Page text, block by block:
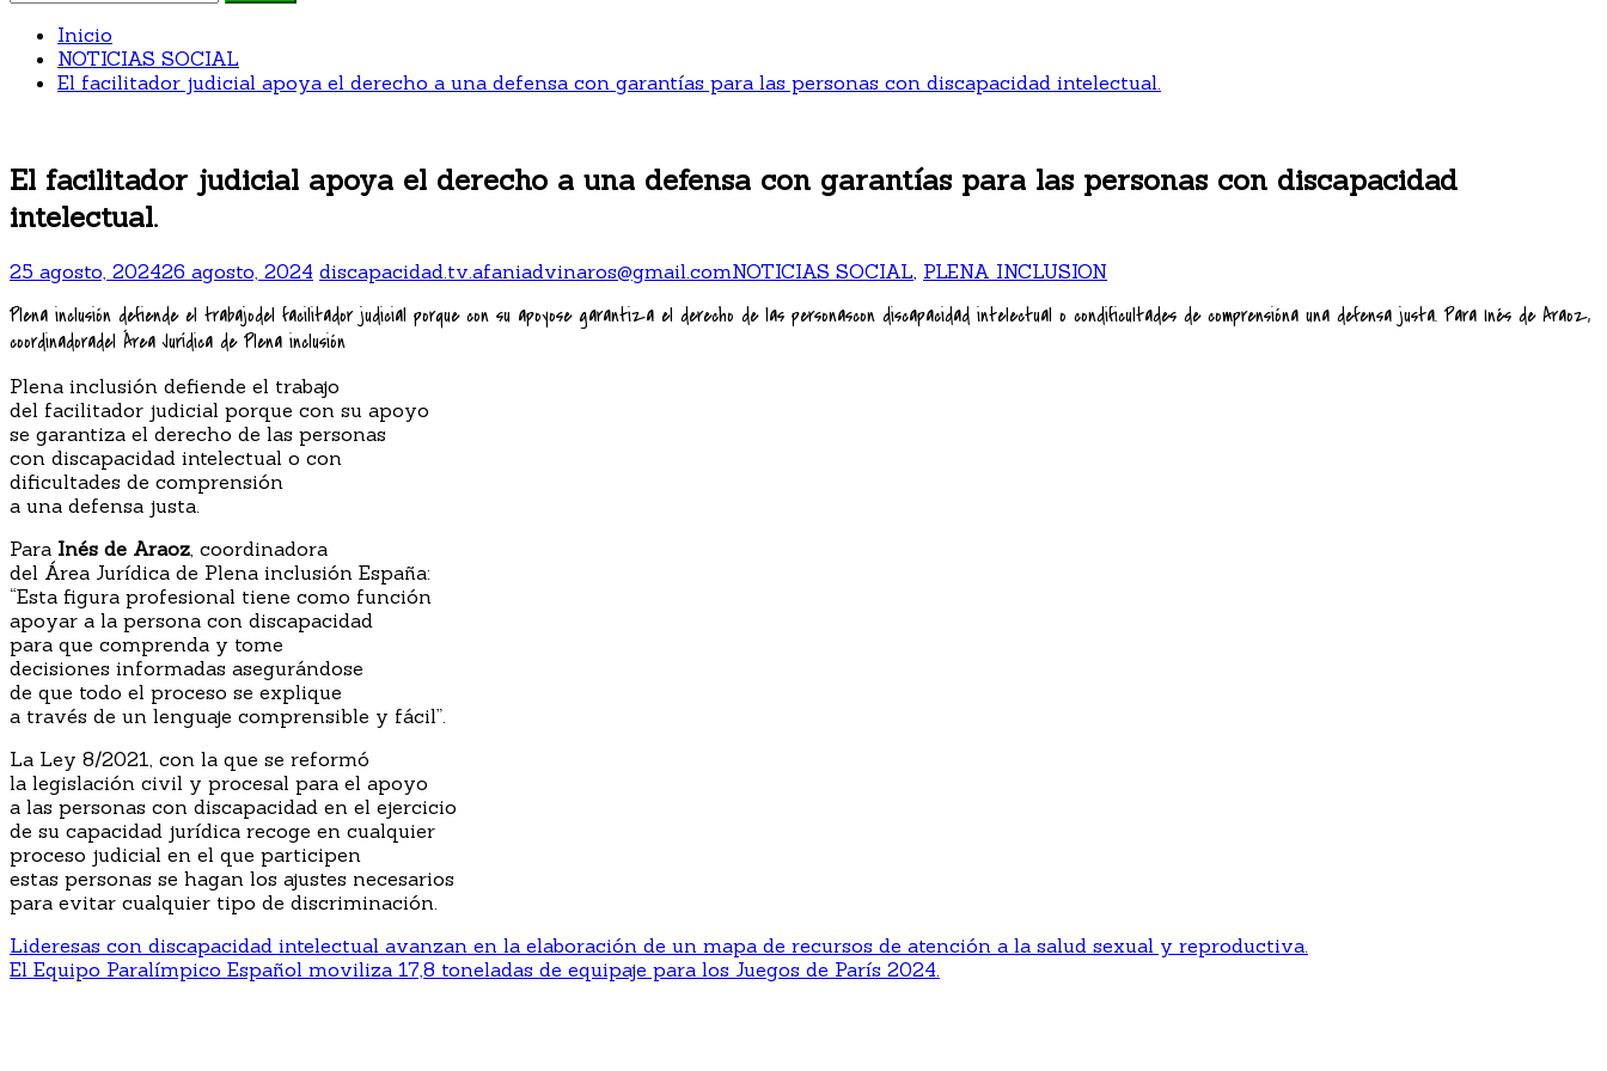
Inicio
NOTICIAS SOCIAL
El facilitador judicial apoya el derecho a una defensa con garantías para las personas con discapacidad intelectual.
El facilitador judicial apoya el derecho a una defensa con garantías para las personas con discapacidad
intelectual.
25 agosto, 202426 agosto, 2024 discapacidad.tv.afaniadvinaros@gmail.comNOTICIAS SOCIAL PLENA INCLUSION
Plena inclusión defiende el trabajodel facilitador judicial porque con su apoyose garantiza el derecho de las personascon discapacidad intelectual o condificultades de comprensióna una defensa justa. Para Inés de Araoz,
coordinadoradel Área Jurídica de Plena inclusión
Plena inclusión defiende el trabajo
del facilitador judicial porque con su apoyo
se garantiza el derecho de las personas
con discapacidad intelectual o con
dificultades de comprensión
a una defensa justa.
Para Inés de Araoz , coordinadora
del Área Jurídica de Plena inclusión España:
“Esta figura profesional tiene como función
apoyar a la persona con discapacidad
para que comprenda y tome
decisiones informadas asegurándose
de que todo el proceso se explique
a través de un lenguaje comprensible y fácil”.
La Ley 8/2021, con la que se reformó
la legislación civil y procesal para el apoyo
a las personas con discapacidad en el ejercicio
de su capacidad jurídica recoge en cualquier
proceso judicial en el que participen
estas personas se hagan los ajustes necesarios
para evitar cualquier tipo de discriminación.
Navegación
de
Lideresas con discapacidad intelectual avanzan en la elaboración de un mapa de recursos de atención a la salud sexual y reproductiva.
El Equipo Paralímpico Español moviliza 17,8 toneladas de equipaje para los Juegos de París 2024.